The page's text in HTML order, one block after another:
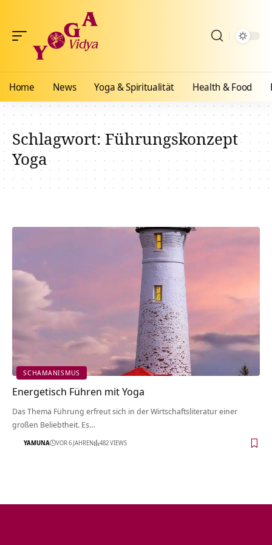
Home News Yoga & Spiritualität Health & Food
Schlagwort:Führungskonzept
Yoga
SCHAMANISMUS
Energetisch Führen mit Yoga
Das Thema Führung erfreut sich in der Wirtschaftsliteratur einer
großen Beliebtheit. Es…
YAMUNA VOR 6 JAHREN 482 VIEWS